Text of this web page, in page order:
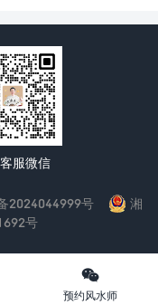

预约风水师
服微信
2024044999号
湘
号